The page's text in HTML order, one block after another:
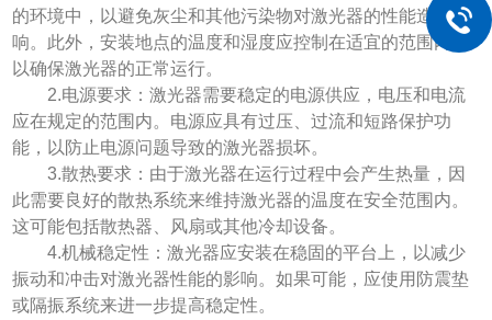
的环境中，以避免灰尘和其他污染物对激光器的性能造成影
响。此外，安装地点的温度和湿度应控制在适宜的范围内，
以确保激光器的正常运行。
2.电源要求：激光器需要稳定的电源供应，电压和电流
应在规定的范围内。电源应具有过压、过流和短路保护功
能，以防止电源问题导致的激光器损坏。
3.散热要求：由于激光器在运行过程中会产生热量，因
此需要良好的散热系统来维持激光器的温度在安全范围内。
这可能包括散热器、风扇或其他冷却设备。
4.机械稳定性：激光器应安装在稳固的平台上，以减少
振动和冲击对激光器性能的影响。如果可能，应使用防震垫
或隔振系统来进一步提高稳定性。